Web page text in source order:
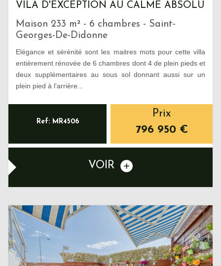
VILA D'EXCEPTION AU CALME ABSOLU
Maison 233 m² - 6 chambres - Saint-
Georges-De-Didonne
Elégance et sérénité sont les maitres mots pour cette villa
entièrement rénovée de 6 chambres dont 4 de plein pieds et
deux supplémentaires au sous sol donnant aussi sur un
plein pied à l'arrière...
Ref: MR4506
Prix
796 950 €
VOIR